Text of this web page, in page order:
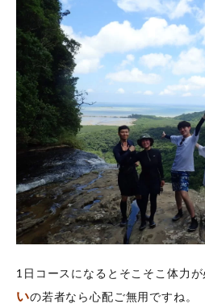
1日コースになるとそこそこ体力が
いの若者なら心配ご無用ですね。